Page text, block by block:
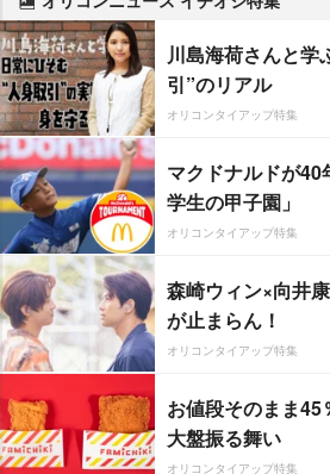
川島海荷さんと学
引”のリアル
オリコンタイアップ特集
マクドナルドが
学生の甲子園」
オリコンタイアップ特集
森崎ウィン×向井
が止まらん！
オリコンタイアップ特集
お値段そのまま
大盤振る舞い
オリコンタイアップ特集